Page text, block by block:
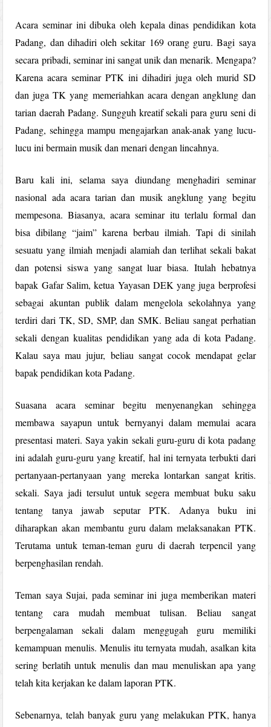
Acara seminar ini dibuka oleh kepala dinas pendidikan kota
Padang, dan dihadiri oleh sekitar 169 orang guru. Bagi saya
secara pribadi, seminar ini sangat unik dan menarik. Mengapa?
Karena acara seminar PTK ini dihadiri juga oleh murid SD
dan juga TK yang memeriahkan acara dengan angklung dan
tarian daerah Padang. Sungguh kreatif sekali para guru seni di
Padang, sehingga mampu mengajarkan anak-anak yang lucu-
lucu ini bermain musik dan menari dengan lincahnya.
Baru kali ini, selama saya diundang menghadiri seminar
nasional ada acara tarian dan musik angklung yang begitu
mempesona. Biasanya, acara seminar itu terlalu formal dan
bisa dibilang “jaim” karena berbau ilmiah. Tapi di sinilah
sesuatu yang ilmiah menjadi alamiah dan terlihat sekali bakat
dan potensi siswa yang sangat luar biasa. Itulah hebatnya
bapak Gafar Salim, ketua Yayasan DEK yang juga berprofesi
sebagai akuntan publik dalam mengelola sekolahnya yang
terdiri dari TK, SD, SMP, dan SMK. Beliau sangat perhatian
sekali dengan kualitas pendidikan yang ada di kota Padang.
Kalau saya mau jujur, beliau sangat cocok mendapat gelar
bapak pendidikan kota Padang.
Suasana acara seminar begitu menyenangkan sehingga
membawa sayapun untuk bernyanyi dalam memulai acara
presentasi materi. Saya yakin sekali guru-guru di kota padang
ini adalah guru-guru yang kreatif, hal ini ternyata terbukti dari
pertanyaan-pertanyaan yang mereka lontarkan sangat kritis.
sekali. Saya jadi tersulut untuk segera membuat buku saku
tentang tanya jawab seputar PTK. Adanya buku ini
diharapkan akan membantu guru dalam melaksanakan PTK.
Terutama untuk teman-teman guru di daerah terpencil yang
berpenghasilan rendah.
Teman saya Sujai, pada seminar ini juga memberikan materi
tentang cara mudah membuat tulisan. Beliau sangat
berpengalaman sekali dalam menggugah guru memiliki
kemampuan menulis. Menulis itu ternyata mudah, asalkan kita
sering berlatih untuk menulis dan mau menuliskan apa yang
telah kita kerjakan ke dalam laporan PTK.
Sebenarnya, telah banyak guru yang melakukan PTK, hanya